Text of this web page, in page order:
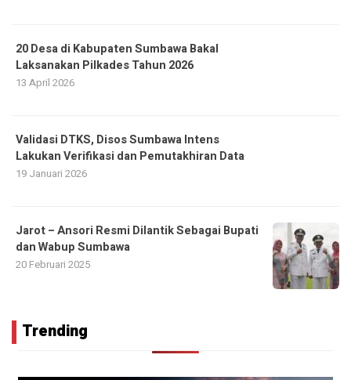
20 Desa di Kabupaten Sumbawa Bakal
Laksanakan Pilkades Tahun 2026
13 April 2026
Validasi DTKS, Disos Sumbawa Intens
Lakukan Verifikasi dan Pemutakhiran Data
19 Januari 2026
Jarot – Ansori Resmi Dilantik Sebagai Bupati
dan Wabup Sumbawa
20 Februari 2025
Trending